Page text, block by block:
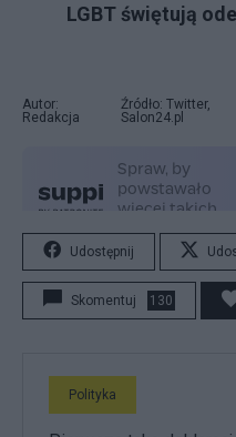
LGBT świętują
Autor:
Redakcja
Źródło: Twitter,
Salon24.pl
Udostępnij
Skomentuj 130
Polityka